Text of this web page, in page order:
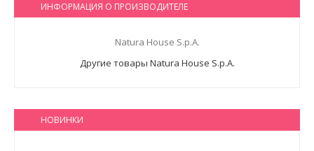
ИНФОРМАЦИЯ О ПРОИЗВОДИТЕЛЕ
Natura House S.p.A.
Другие товары Natura House S.p.A.
НОВИНКИ